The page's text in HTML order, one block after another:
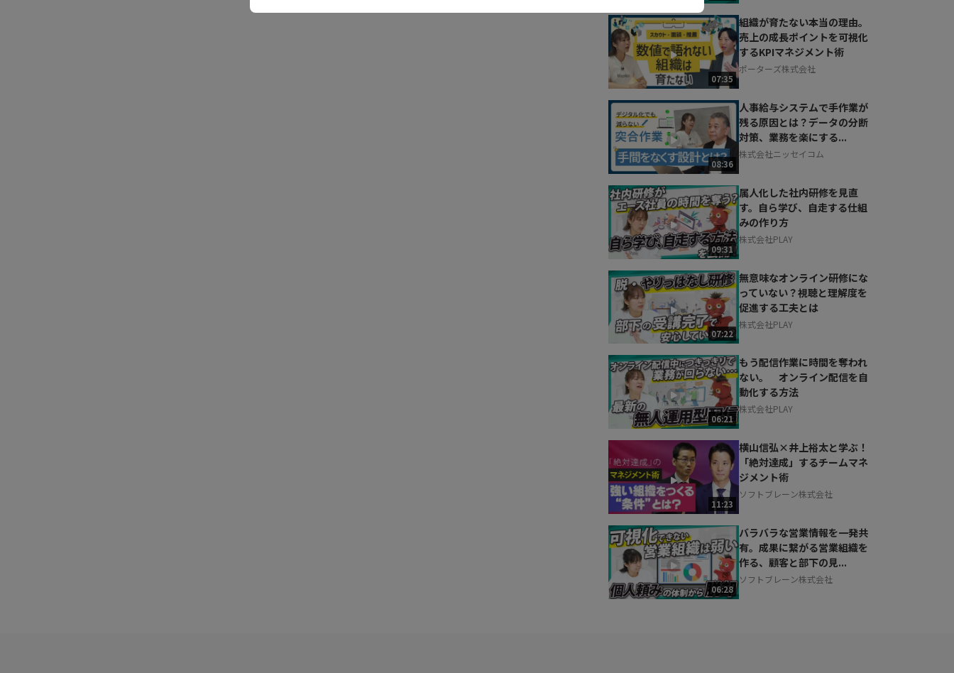
07:35
組織が育たない本当の理由。
売上の成長ポイントを可視化
するKPIマネジメント術
ポーターズ株式会社
08:36
人事給与システムで手作業が
残る原因とは？データの分断
対策、業務を楽にする...
株式会社ニッセイコム
09:31
属人化した社内研修を見直
す。自ら学び、自走する仕組
みの作り方
株式会社PLAY
07:22
無意味なオンライン研修にな
っていない？視聴と理解度を
促進する工夫とは
株式会社PLAY
06:21
もう配信作業に時間を奪われ
ない。 オンライン配信を自
動化する方法
株式会社PLAY
11:23
横山信弘×井上裕太と学ぶ！
「絶対達成」するチームマネ
ジメント術
ソフトブレーン株式会社
06:28
バラバラな営業情報を一発共
有。成果に繋がる営業組織を
作る、顧客と部下の見...
ソフトブレーン株式会社